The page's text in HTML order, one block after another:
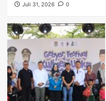
Juli 31, 2026
0